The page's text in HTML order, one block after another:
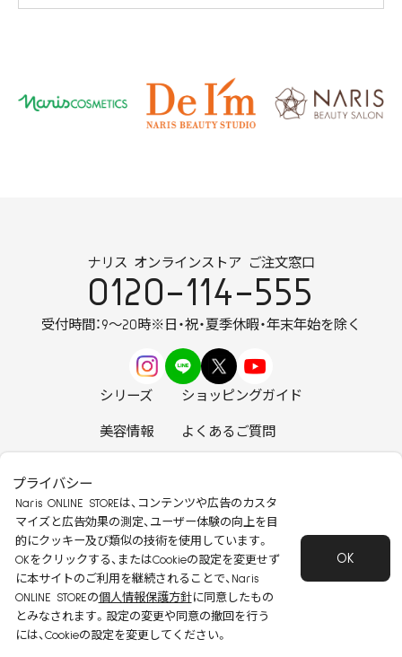
ナリス オンラインストア ご注文窓口
0120-114-555
受付時間：9～20時※日・祝・夏季休暇・年末年始を除く
シリーズ ショッピングガイド
美容情報 よくあるご質問
安心して安全にご使用いただくために
特定商取引法に基づく表記
会社概要
個人情報保護方針
会員規約
Copyright 2022 Naris Cosmetics CO.,Ltd
プライバシー
Naris ONLINE STOREは、コンテンツや広告のカスタ
マイズと広告効果の測定、ユーザー体験の向上を目
的にクッキー及び類似の技術を使用しています。
OKをクリックする、またはCookieの設定を変更せず
に本サイトのご利用を継続されることで、Naris
ONLINE STOREの個人情報保護方針に同意したもの
とみなされます。設定の変更や同意の撤回を行う
には、Cookieの設定を変更してください。
OK